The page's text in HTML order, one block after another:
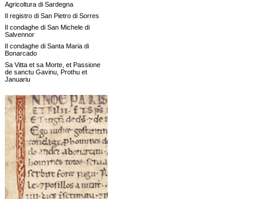
Agricoltura di Sardegna
Il registro di San Pietro di Sorres
Il condaghe di San Michele di
Salvennor
Il condaghe di Santa Maria di
Bonarcado
Sa Vitta et sa Morte, et Passione
de sanctu Gavinu, Prothu et
Januariu